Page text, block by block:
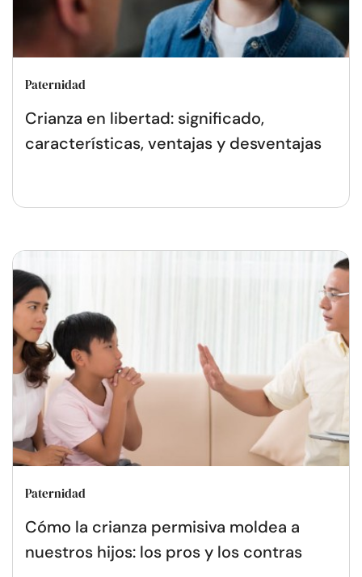
Paternidad
Crianza en libertad: significado,
características, ventajas y desventajas
Paternidad
Cómo la crianza permisiva moldea a
nuestros hijos: los pros y los contras